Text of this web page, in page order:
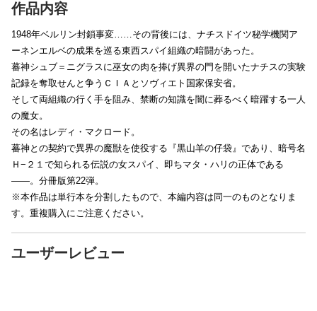
作品内容
1948年ベルリン封鎖事変……その背後には、ナチスドイツ秘学機関ア
ーネンエルベの成果を巡る東西スパイ組織の暗闘があった。
蕃神シュブ＝ニグラスに巫女の肉を捧げ異界の門を開いたナチスの実験
記録を奪取せんと争うＣＩＡとソヴィエト国家保安省。
そして両組織の行く手を阻み、禁断の知識を闇に葬るべく暗躍する一人
の魔女。
その名はレディ・マクロード。
蕃神との契約で異界の魔獣を使役する『黒山羊の仔袋』であり、暗号名
Ｈ−２１で知られる伝説の女スパイ、即ちマタ・ハリの正体である
――。分冊版第22弾。
※本作品は単行本を分割したもので、本編内容は同一のものとなりま
す。重複購入にご注意ください。
ユーザーレビュー